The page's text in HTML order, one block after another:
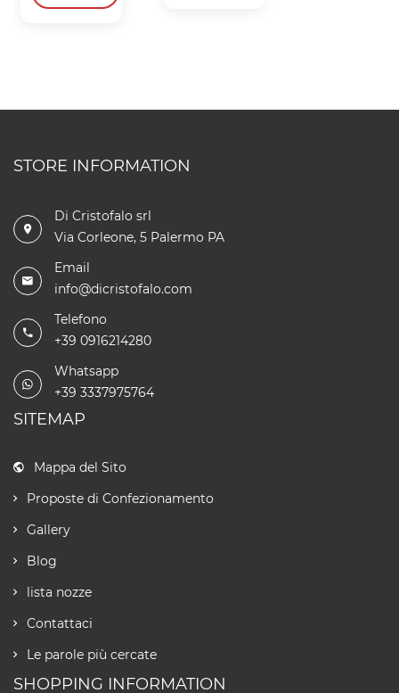
STORE INFORMATION
Di Cristofalo srl
Via Corleone, 5 Palermo PA
Email
info@dicristofalo.com
Telefono
+39 0916214280
Whatsapp
+39 3337975764
SITEMAP
Mappa del Sito
Proposte di Confezionamento
Gallery
Blog
lista nozze
Contattaci
Le parole più cercate
SHOPPING INFORMATION